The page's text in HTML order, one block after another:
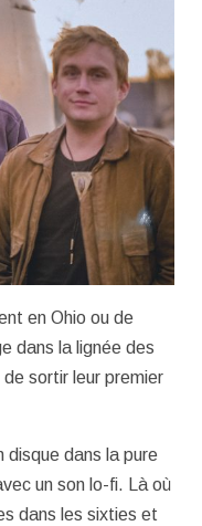
en Ohio ou de
dans la lignée des
sortir leur premier
disque dans la pure
un son lo-fi. Là où
dans les sixties et